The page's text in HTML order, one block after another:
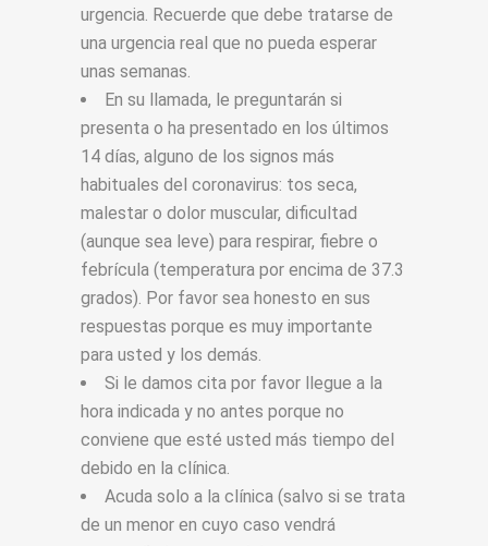
urgencia. Recuerde que debe tratarse de
una urgencia real que no pueda esperar
unas semanas.
En su llamada, le preguntarán si
presenta o ha presentado en los últimos
14 días, alguno de los signos más
habituales del coronavirus: tos seca,
malestar o dolor muscular, dificultad
(aunque sea leve) para respirar, fiebre o
febrícula (temperatura por encima de 37.3
grados). Por favor sea honesto en sus
respuestas porque es muy importante
para usted y los demás.
Si le damos cita por favor llegue a la
hora indicada y no antes porque no
conviene que esté usted más tiempo del
debido en la clínica.
Acuda solo a la clínica (salvo si se trata
de un menor en cuyo caso vendrá